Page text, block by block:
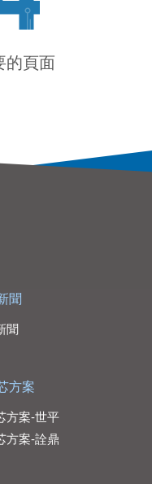
的頁面
聞
聞
方案
方案-世平
方案-詮鼎